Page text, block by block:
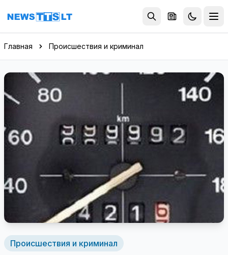
Перейти к содержимому
Главная Происшествия и криминал
Происшествия и криминал